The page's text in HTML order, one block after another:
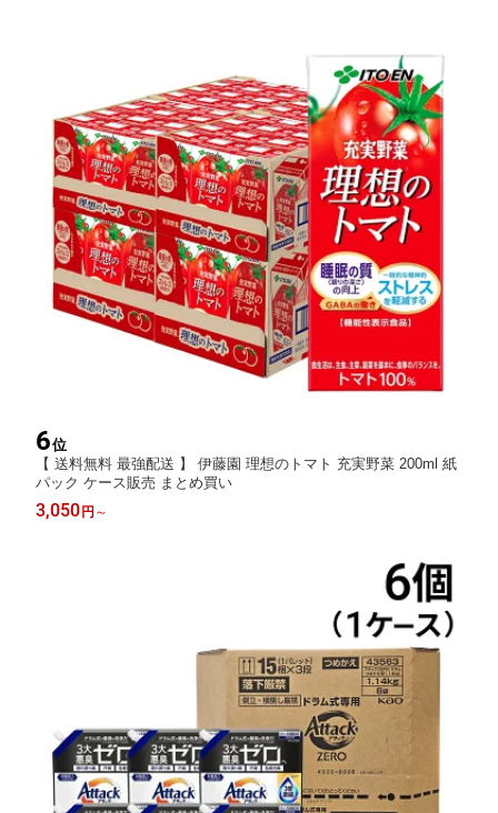
6位
【 送料無料 最強配送 】 伊藤園 理想のトマト 充実野菜 200ml 紙
パック ケース販売 まとめ買い
3,050円 ～